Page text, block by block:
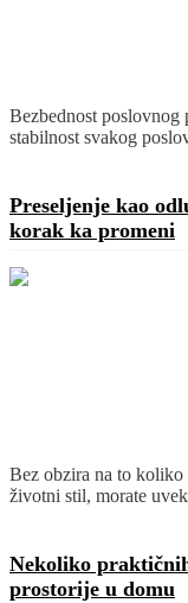
Bezbednost poslovnog
stabilnost svakog
Preseljenje kao
korak ka promeni
Bez obzira na to koliko
životni stil, morate
Nekoliko
prostorije u domu